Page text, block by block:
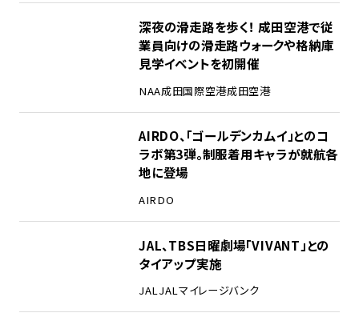
深夜の滑走路を歩く！ 成田空港で従
業員向けの滑走路ウォークや格納庫
見学イベントを初開催
NAA成田国際空港成田空港
AIRDO、「ゴールデンカムイ」とのコ
ラボ第3弾。制服着用キャラが就航各
地に登場
AIRDO
JAL、TBS日曜劇場「VIVANT」との
タイアップ実施
JALJALマイレージバンク